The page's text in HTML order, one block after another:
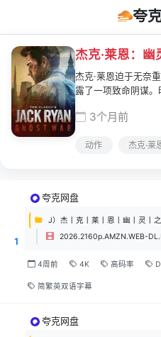
夸
杰克·莱恩：幽
杰克·莱恩迫于无奈
露了一项致命阴谋。
马洛，共同对抗一支
3个月前
动作 杰克·莱
1
夸克网盘
4周前 4K 高码率
简繁英双语字幕
夸克网盘